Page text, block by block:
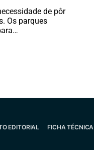
de pôr
Os parques
EDITORIAL FICHA TÉCNICA